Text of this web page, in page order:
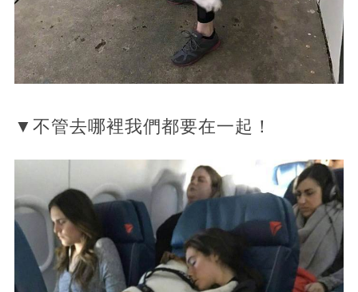
▼不管去哪裡我們都要在一起！